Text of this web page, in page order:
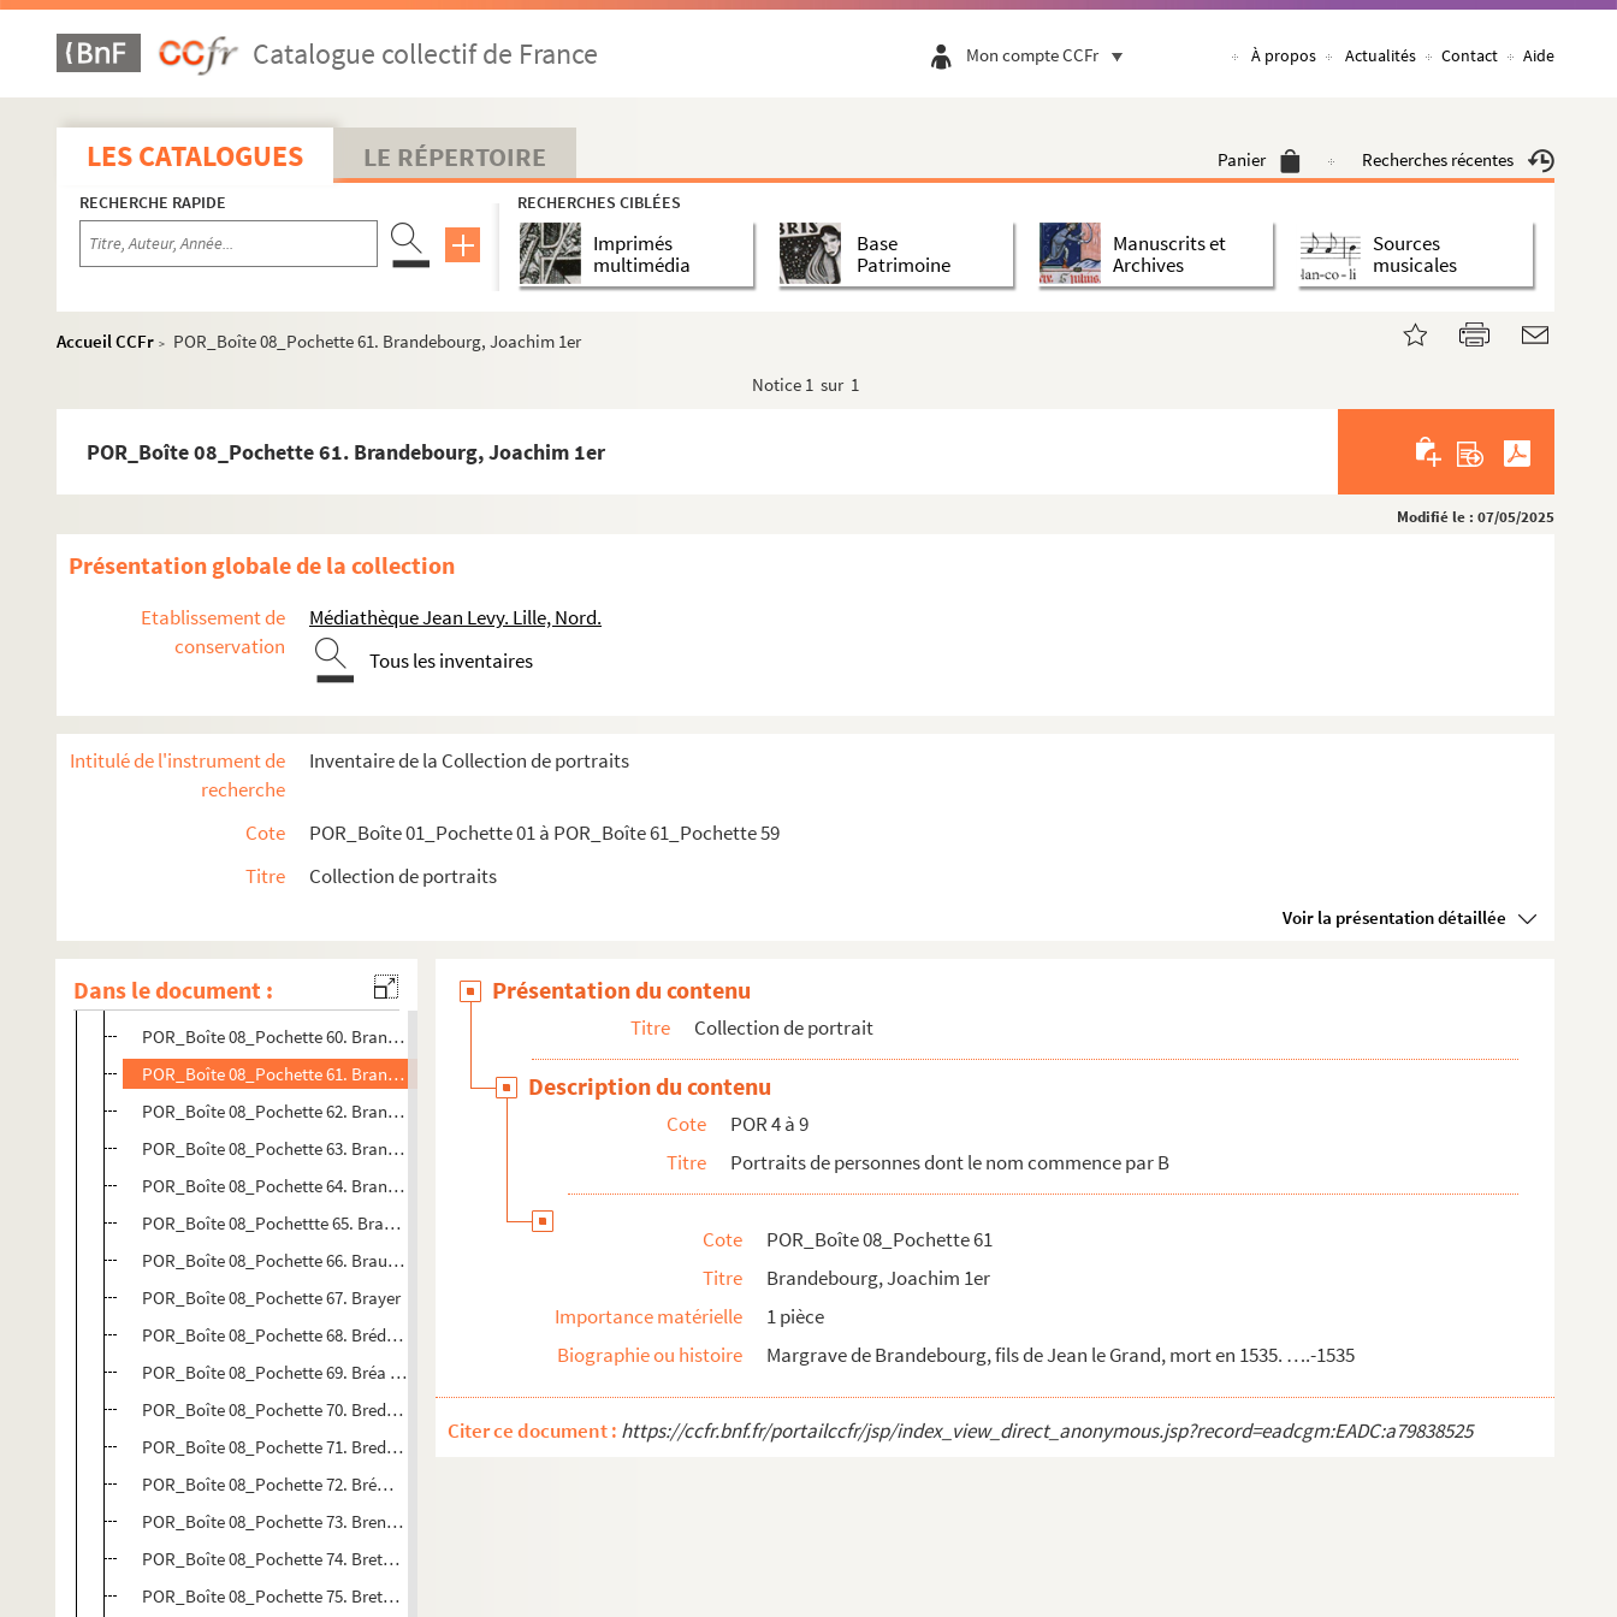
Catalogue collectif de France Mon compte CCFr À propos Actualités Contact Aide
LES CATALOGUES LE RÉPERTOIRE Panier Recherches récentes
RECHERCHE RAPIDE RECHERCHES CIBLÉES
Imprimés
multimédia
Base
Patrimoine
Manuscrits et
Archives
Sources
musicales
Accueil CCFr >
POR_Boîte 08_Pochette 61. Brandebourg, Joachim 1er
Notice 1 sur 1
POR_Boîte 08_Pochette 61. Brandebourg, Joachim 1er
Modifié le : 07/05/2025
Présentation globale de la collection
Etablissement de
conservation
Médiathèque Jean Levy. Lille, Nord.
Tous les inventaires
Intitulé de l'instrument de
recherche
Inventaire de la Collection de portraits
Cote
POR_Boîte 01_Pochette 01 à POR_Boîte 61_Pochette 59
Titre
Collection de portraits
Voir la présentation détaillée
Dans le document :
POR_Boîte 08_Pochette 34. Bousbecque, Auger (De)
POR_Boîte 08_Pochette 35. Bousquier
POR_Boîte 08_Pochette 36. Bouvet, François-Joseph
POR_Boîte 08_Pochette 37. Boyle, Robert
POR_Boîte 08_Pochette 38. Boysot, Louis (De)
POR_Boîte 08_Pochette 39. Bra, Théophile
POR_Boîte 08_Pochette 44. Brame, Jules
POR_Boîte 08_Pochette 47. Brancas, André (De)
POR_Boîte 08_Pochette 49. Branchu
POR_Boîte 08_Pochette 50. Branciforte, Antoine
POR_Boîte 08_Pochette 52. Albert III de Brandebourg
POR_Boîte 08_Pochette 53. Brandebourg, Fréderic 1er
POR_Boîte 08_Pochette 55. Brandebourg, Georges-Guillaume, Margrave (De)
POR_Boîte 08_Pochette 56. Brandebourg, Fréderic-Guillaume
POR_Boîte 08_Pochette 58. Brandebourg, Jean-Sigismond
POR_Boîte 08_Pochette 59. Brandebourg, Jean-Georges
POR_Boîte 08_Pochette 60. Brandebourg, Joachim II
POR_Boîte 08_Pochette 61. Brandebourg, Joachim 1er
POR_Boîte 08_Pochette 62. Brandebourg, Joachim-Fréderic
POR_Boîte 08_Pochette 63. Brandeberg, Jean
POR_Boîte 08_Pochette 64. Brandmüller, Grégoire
POR_Boîte 08_Pochettte 65. Brantôme, Pierre de Bourdeilles (Seigneur De)
POR_Boîte 08_Pochette 66. Brauwer, Adrien
POR_Boîte 08_Pochette 67. Brayer
POR_Boîte 08_Pochette 68. Brédael, Pierre-Van
POR_Boîte 08_Pochette 69. Bréa (Général)
POR_Boîte 08_Pochette 70. Brederode, Jean-Wolfert (Seigneur de)
POR_Boîte 08_Pochette 71. Brederode, Henri (Comte de)
POR_Boîte 08_Pochette 72. Brémontier, Nicolas-Thomas
POR_Boîte 08_Pochette 73. Brenz, Jean
POR_Boîte 08_Pochette 74. Bretagne (le Duc de)
POR_Boîte 08_Pochette 75. Breteuil, Louis-Auguste Le Tonnelier (Baron de)
Présentation du contenu
Titre Collection de portrait
Description du contenu
Cote
POR 4 à 9
Titre
Portraits de personnes dont le nom commence par B
Cote
POR_Boîte 08_Pochette 61
Titre
Brandebourg, Joachim 1er
Importance matérielle
1 pièce
Biographie ou histoire
Margrave de Brandebourg, fils de Jean le Grand, mort en 1535. ….-1535
Citer ce document : https://ccfr.bnf.fr/portailccfr/jsp/index_view_direct_anonymous.jsp?record=eadcgm:EADC:a79838525